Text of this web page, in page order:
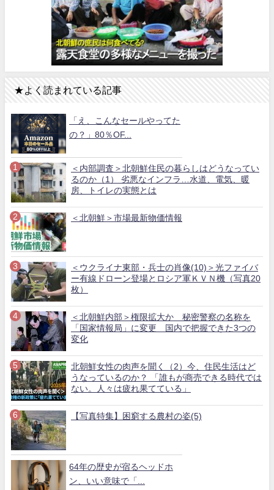
★よく読まれている記事
「え、こんなセールやってた
の？」80％OF...
＜内部調査＞北朝鮮住民の暮らしはどうなってい
るのか（1） 劣悪なインフラ…水道、電気、暖
房、トイレの実態とは
＜北朝鮮＞市場最新物価情報
＜ウクライナ東部・兵士の肖像(10)＞光ファイバ
ー有線ドローン登場とロシア軍ＫＶＮ機（写真20
枚）
＜北朝鮮内部＞権限拡大か 秘密警察の名称を
「国家情報局」に変更 国内で把握できた3つの
変化
北朝鮮女性の肉声を聞く（2）今、住民生活はど
うなっているのか？ 「誰もが商売できる時代では
ない。人々は疲れ果てている」
【写真特集】困窮する農村の姿(5)
64年の歴史が宿るヘッドホ
ン、いい意味で「...